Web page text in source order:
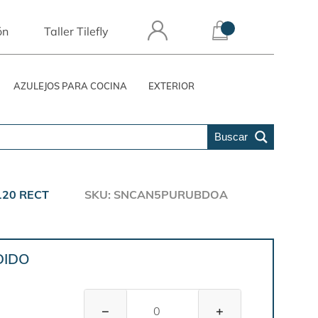
Taller Tilefly
AZULEJOS PARA COCINA EXTERIOR
Buscar
RECT
SKU: SNCAN5PURUBDOA
− +